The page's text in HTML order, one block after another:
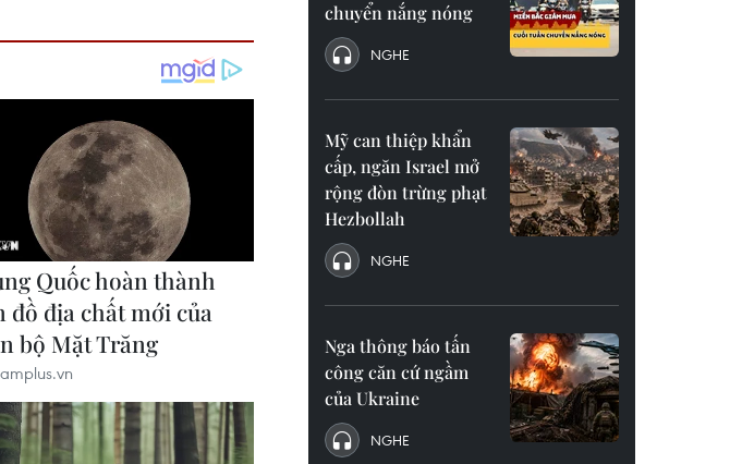
chuyển nắng nóng
NGHE
Mỹ can thiệp khẩn
cấp, ngăn Israel mở
rộng đòn trừng phạt
Hezbollah
NGHE
Nga thông báo tấn
công căn cứ ngầm
của Ukraine
NGHE